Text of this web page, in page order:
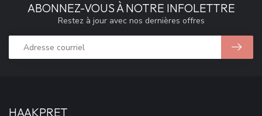
ABONNEZ-VOUS À NOTRE INFOLETTRE
Restez à jour avec nos dernières offres
HAAKPRET